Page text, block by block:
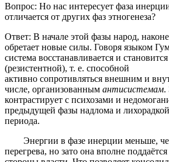
Вопрос: Но нас интересует фаза
отличается от других фаз этногенеза?
Ответ: В начале этой фазы народ,
обретает новые силы. Говоря языком
система восстанавливается и
(резистентной), т. е. способной
активно сопротивляться внешним и
числе, организованным антисистемам.
контрастирует с психозами и
предыдущей фазы надлома и
периода.
Энергии в фазе инерции меньше,
перегрева, но зато она вполне